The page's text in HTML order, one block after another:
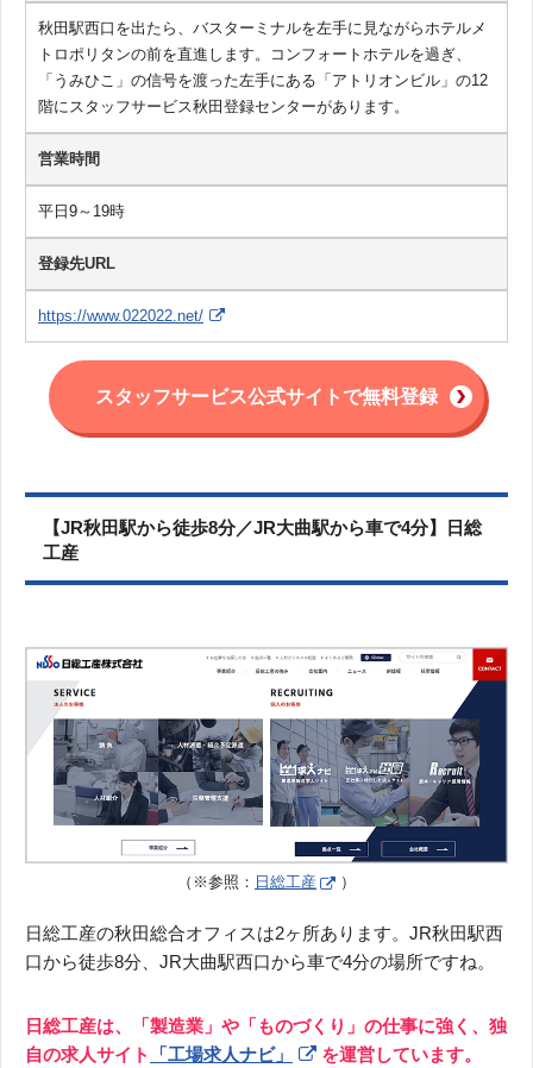
秋田駅西口を出たら、バスターミナルを左手に見ながらホテルメ
トロポリタンの前を直進します。コンフォートホテルを過ぎ、
「うみひこ」の信号を渡った左手にある「アトリオンビル」の12
階にスタッフサービス秋田登録センターがあります。
営業時間
平日9～19時
登録先URL
https://www.022022.net/
スタッフサービス公式サイトで無料登録
【JR秋田駅から徒歩8分／JR大曲駅から車で4分】日総
工産
（※参照： 日総工産 ）
日総工産の秋田総合オフィスは2ヶ所あります。JR秋田駅西
口から徒歩8分、JR大曲駅西口から車で4分の場所ですね。
日総工産は、「製造業」や「ものづくり」の仕事に強く、独
自の求人サイト
「工場求人ナビ」 を運営しています。